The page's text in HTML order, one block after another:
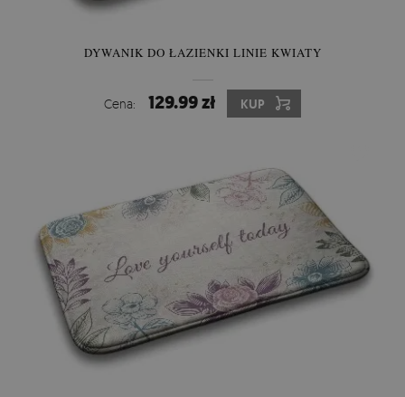
DYWANIK DO ŁAZIENKI LINIE KWIATY
Cena: 129.99 zł KUP